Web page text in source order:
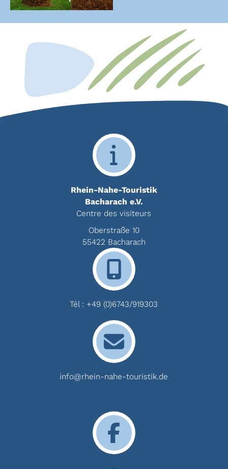
Rhein-Nahe-Touristik
Bacharach e.V.
Centre des visiteurs
Oberstraße 10
55422 Bacharach
Tél : +49 (0)6743/919303
info@rhein-nahe-touristik.de